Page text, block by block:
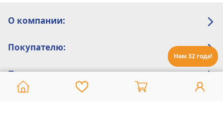
Нам 32 года!
О компании:
Покупателю:
Помощь: